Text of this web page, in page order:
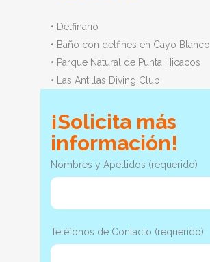
• Delfinario
• Baño con delfines en Cayo Blanco
• Parque Natural de Punta Hicacos
• Las Antillas Diving Club
¡Solicita más
información!
Nombres y Apellidos (requerido)
Teléfonos de Contacto (requerido)